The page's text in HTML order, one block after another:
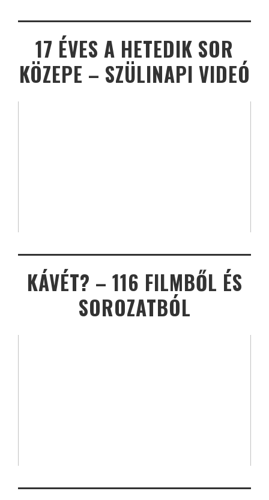
17 ÉVES A HETEDIK SOR
KÖZEPE – SZÜLINAPI VIDEÓ
KÁVÉT? – 116 FILMBŐL ÉS
SOROZATBÓL